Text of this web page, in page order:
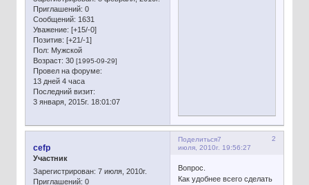
Приглашений: 0
Сообщений: 1631
Уважение: [+15/-0]
Позитив: [+21/-1]
Пол: Мужской
Возраст: 30 [1995-09-29]
Провел на форуме:
13 дней 4 часа
Последний визит:
3 января, 2015г. 18:01:07
Поделиться 2
7
июля, 2010г. 19:56:27
cefp
Участник
Зарегистрирован: 7 июля, 2010г.
Приглашений: 0
Вопрос.
Как удобнее всего сделать